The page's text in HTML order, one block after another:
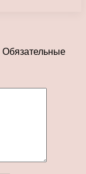
Обязательные